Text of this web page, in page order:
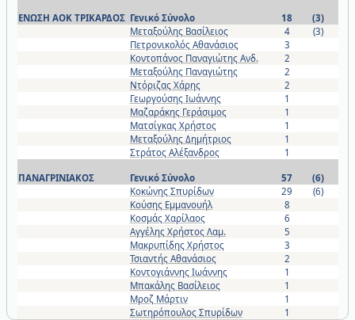
ΕΝΩΣΗ ΑΟΚ ΤΡΙΚΑΡΔΟΣ Γενικό Σύνολο 18
(3)
Μεταξούλης Βασίλειος
4
(3)
Πετρονικολός Αθανάσιος
3
Κοντοπάνος Παναγιώτης Ανδ.
2
Μεταξούλης Παναγιώτης
2
Ντόριζας Χάρης
2
Γεωργούσης Ιωάννης
1
Μαζαράκης Γεράσιμος
1
Ματσίγκας Χρήστος
1
Μεταξούλης Δημήτριος
1
Στράτος Αλέξανδρος
1
ΠΑΝΑΓΡΙΝΙΑΚΟΣ Γενικό Σύνολο 57
(6)
Κοκώνης Σπυρίδων
29
(6)
Κούσης Εμμανουήλ
8
Κοσμάς Χαρίλαος
6
Αγγέλης Χρήστος Λαμ.
5
Μακρυπίδης Χρήστος
3
Τσιαντής Αθανάσιος
2
Κοντογιάννης Ιωάννης
1
Μπακάλης Βασίλειος
1
Μροζ Μάρτιν
1
Σωτηρόπουλος Σπυρίδων
1